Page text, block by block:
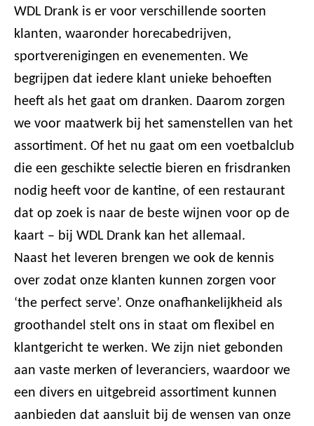
WDL Drank is er voor verschillende soorten
klanten, waaronder horecabedrijven,
sportverenigingen en evenementen. We
begrijpen dat iedere klant unieke behoeften
heeft als het gaat om dranken. Daarom zorgen
we voor maatwerk bij het samenstellen van het
assortiment. Of het nu gaat om een voetbalclub
die een geschikte selectie bieren en frisdranken
nodig heeft voor de kantine, of een restaurant
dat op zoek is naar de beste wijnen voor op de
kaart – bij WDL Drank kan het allemaal.
Naast het leveren brengen we ook de kennis
over zodat onze klanten kunnen zorgen voor
‘the perfect serve’. Onze onafhankelijkheid als
groothandel stelt ons in staat om flexibel en
klantgericht te werken. We zijn niet gebonden
aan vaste merken of leveranciers, waardoor we
een divers en uitgebreid assortiment kunnen
aanbieden dat aansluit bij de wensen van onze